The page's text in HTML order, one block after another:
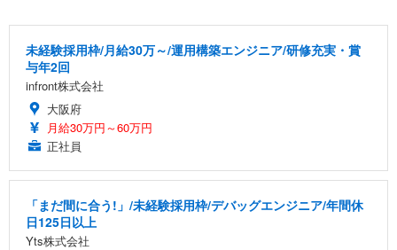
未経験採用枠/月給30万～/運用構築エンジニア/研修充実・賞
与年2回
infront株式会社
大阪府
月給30万円～60万円
正社員
「まだ間に合う!」/未経験採用枠/デバッグエンジニア/年間休
日125日以上
Yts株式会社